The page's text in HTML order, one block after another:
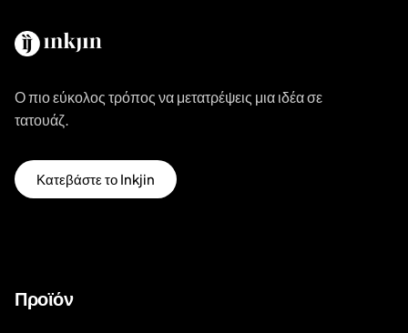
Ο πιο εύκολος τρόπος να μετατρέψεις μια ιδέα σε
τατουάζ.
Κατεβάστε το Inkjin
Προϊόν